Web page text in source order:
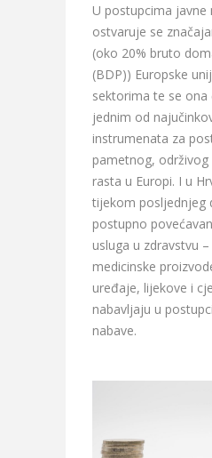
U postupcima javne
ostvaruje se
(oko 20% bruto
(BDP)) Europske
sektorima te se
jednim od
instrumenata za
pametnog, održivog
rasta u Europi. I u
tijekom posljednjeg
postupno
usluga u zdravstvu
medicinske
uređaje, lijekove i
nabavljaju u
nabave.